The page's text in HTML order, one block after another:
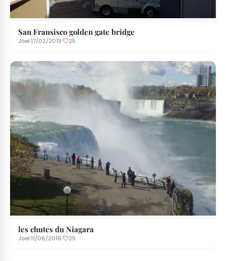
San Fransisco golden gate bridge
Joel·17/02/2019· 25
les chutes du Niagara
Joel·11/06/2016· 25